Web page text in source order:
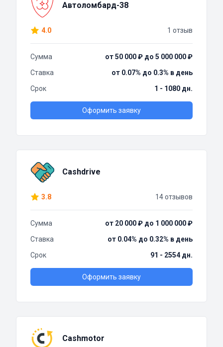
Автоломбард-38
4.0 1 отзыв
Сумма
от 50 000 ₽ до 5 000 000 ₽
Ставка
от 0.07% до 0.3% в день
Срок
1 - 1080 дн.
Оформить заявку
Cashdrive
3.8 14 отзывов
Сумма
от 20 000 ₽ до 1 000 000 ₽
Ставка
от 0.04% до 0.32% в день
Срок
91 - 2554 дн.
Оформить заявку
Cashmotor